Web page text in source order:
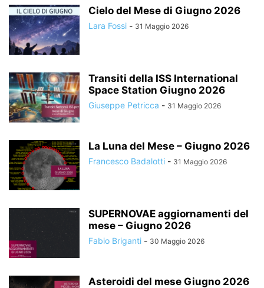
Cielo del Mese di Giugno 2026
Lara Fossi - 31 Maggio 2026
Transiti della ISS International
Space Station Giugno 2026
Giuseppe Petricca - 31 Maggio 2026
La Luna del Mese – Giugno 2026
Francesco Badalotti - 31 Maggio 2026
SUPERNOVAE aggiornamenti del
mese – Giugno 2026
Fabio Briganti - 30 Maggio 2026
Asteroidi del mese Giugno 2026